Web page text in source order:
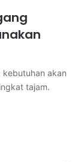
kebutuhan akan
tajam.